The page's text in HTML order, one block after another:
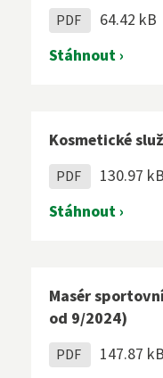
PDF
64.42 kB
Stáhnout ›
Kosmetické
PDF
130.97 kB
Stáhnout ›
Masér
od 9/2024)
PDF
147.87 kB